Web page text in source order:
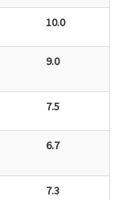
10.0
9.0
7.5
6.7
7.3